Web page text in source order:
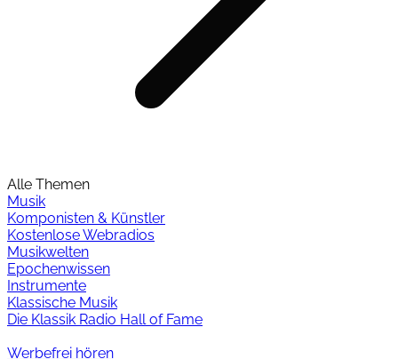
Alle Themen
Musik
Komponisten & Künstler
Kostenlose Webradios
Musikwelten
Epochenwissen
Instrumente
Klassische Musik
Die Klassik Radio Hall of Fame
Werbefrei hören